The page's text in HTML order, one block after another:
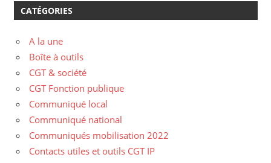
CATÉGORIES
A la une
Boîte à outils
CGT & société
CGT Fonction publique
Communiqué local
Communiqué national
Communiqués mobilisation 2022
Contacts utiles et outils CGT IP